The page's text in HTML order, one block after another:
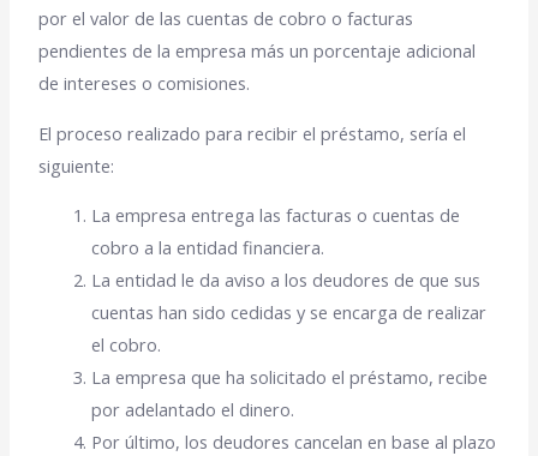
por el valor de las cuentas de cobro o facturas
pendientes de la empresa más un porcentaje adicional
de intereses o comisiones.
El proceso realizado para recibir el préstamo, sería el
siguiente:
La empresa entrega las facturas o cuentas de
cobro a la entidad financiera.
La entidad le da aviso a los deudores de que sus
cuentas han sido cedidas y se encarga de realizar
el cobro.
La empresa que ha solicitado el préstamo, recibe
por adelantado el dinero.
Por último, los deudores cancelan en base al plazo